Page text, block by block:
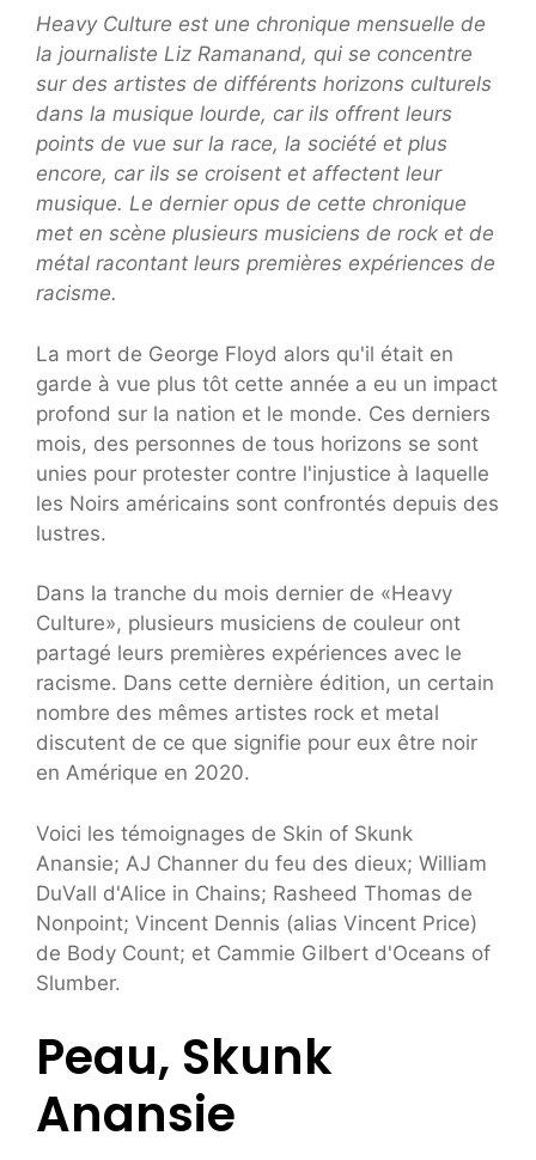
Heavy Culture est une chronique mensuelle de
la journaliste Liz Ramanand, qui se concentre
sur des artistes de différents horizons culturels
dans la musique lourde, car ils offrent leurs
points de vue sur la race, la société et plus
encore, car ils se croisent et affectent leur
musique. Le dernier opus de cette chronique
met en scène plusieurs musiciens de rock et de
métal racontant leurs premières expériences de
racisme.
La mort de George Floyd alors qu'il était en
garde à vue plus tôt cette année a eu un impact
profond sur la nation et le monde. Ces derniers
mois, des personnes de tous horizons se sont
unies pour protester contre l'injustice à laquelle
les Noirs américains sont confrontés depuis des
lustres.
Dans la tranche du mois dernier de «Heavy
Culture», plusieurs musiciens de couleur ont
partagé leurs premières expériences avec le
racisme. Dans cette dernière édition, un certain
nombre des mêmes artistes rock et metal
discutent de ce que signifie pour eux être noir
en Amérique en 2020.
Voici les témoignages de Skin of Skunk
Anansie; AJ Channer du feu des dieux; William
DuVall d'Alice in Chains; Rasheed Thomas de
Nonpoint; Vincent Dennis (alias Vincent Price)
de Body Count; et Cammie Gilbert d'Oceans of
Slumber.
Peau, Skunk
Anansie